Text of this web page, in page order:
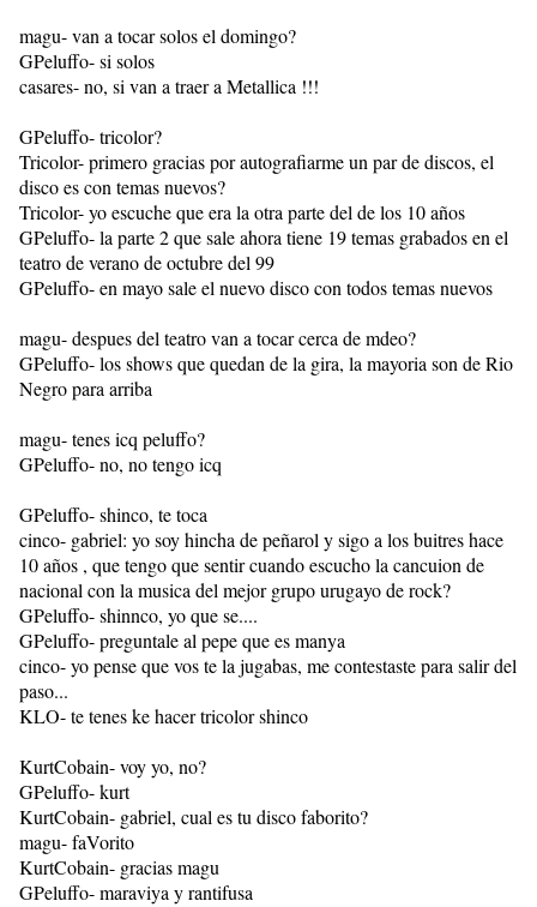
magu- van a tocar solos el domingo?
GPeluffo- si solos
casares- no, si van a traer a Metallica !!!
GPeluffo- tricolor?
Tricolor- primero gracias por autografiarme un par de discos, el
disco es con temas nuevos?
Tricolor- yo escuche que era la otra parte del de los 10 años
GPeluffo- la parte 2 que sale ahora tiene 19 temas grabados en el
teatro de verano de octubre del 99
GPeluffo- en mayo sale el nuevo disco con todos temas nuevos
magu- despues del teatro van a tocar cerca de mdeo?
GPeluffo- los shows que quedan de la gira, la mayoria son de Rio
Negro para arriba
magu- tenes icq peluffo?
GPeluffo- no, no tengo icq
GPeluffo- shinco, te toca
cinco- gabriel: yo soy hincha de peñarol y sigo a los buitres hace
10 años , que tengo que sentir cuando escucho la cancuion de
nacional con la musica del mejor grupo urugayo de rock?
GPeluffo- shinnco, yo que se....
GPeluffo- preguntale al pepe que es manya
cinco- yo pense que vos te la jugabas, me contestaste para salir del
paso...
KLO- te tenes ke hacer tricolor shinco
KurtCobain- voy yo, no?
GPeluffo- kurt
KurtCobain- gabriel, cual es tu disco faborito?
magu- faVorito
KurtCobain- gracias magu
GPeluffo- maraviya y rantifusa